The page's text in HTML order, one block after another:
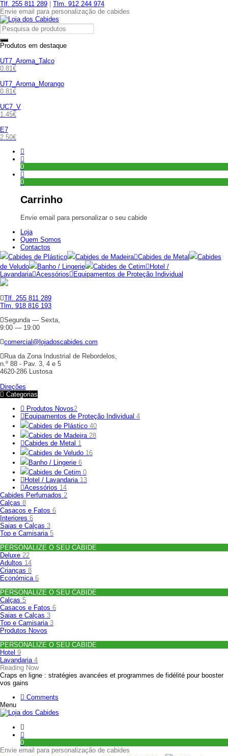
Tlf. 255 811 289
Tlm. 912 244 974
Envie email para personalização de cabides
Produtos em destaque
UT7_Aroma_Talco
0.81€
UT7_Aroma_Morango
0.81€
UC7_V
1.45€
E7
2.50€
0
0
Carrinho
Envie email para personalizar o seu cabide
Loja
Quem Somos
Contactos
Cabides de Plástico
Cabides de Madeira Cabides de Metal
Cabides
de Veludo
Banho / Lingerie Cabides de Cetim
Hotel /
Lavandaria Acessórios Equipamentos de Proteção Individual
Tlf. 255 811 289
Tlm. 918 816 193
Segunda — Sexta,
9:00 — 19:00
comercial@lojadoscabides.com
Rua da Zona Industrial de Rebordelos,
n.º 88 - Pav. 3, 4 e 5
4620-286 Lustosa
Direções
Categorias
Produtos Novos2
Equipamentos de Proteção Individual 4
Cabides de Plástico 40
Cabides de Madeira 28
Cabides de Metal 1
Cabides de Veludo 16
Banho / Lingerie 6
Cabides de Cetim 0
Hotel / Lavandaria 13
Acessórios 14
Cabides Perfumados 2
Calças 8
Casacos e Fatos 6
Interiores 6
Saias e Calças 3
Top e Camisaria 5
PERSONALIZE O SEU CABIDE
Deluxe 22
Adultos 14
Crianças 8
Económica 6
PERSONALIZE O SEU CABIDE
Calças 5
Casacos e Fatos 6
Saias e Calças 3
Top e Camisaria 3
Produtos Novos
PERSONALIZE O SEU CABIDE
Hotel 9
Lavandaria 4
Reading Now
Craps en ligne : stratégies avancées et programmes de fidélité pour booster
vos gains
Comments
Menu
0
Envie email para personalização de cabides